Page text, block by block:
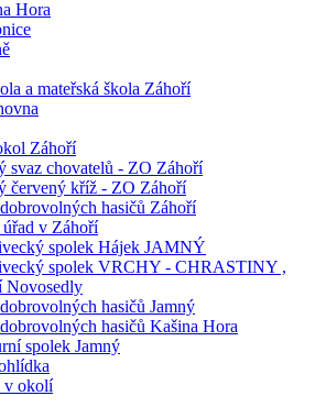
Hora
a mateřská škola Záhoří
Záhoří
svaz chovatelů - ZO Záhoří
červený kříž - ZO Záhoří
hasičů Záhoří
v Záhoří
spolek Hájek JAMNÝ
spolek VRCHY - CHRASTINY ,
Novosedly
hasičů Jamný
hasičů Kašina Hora
spolek Jamný
v okolí